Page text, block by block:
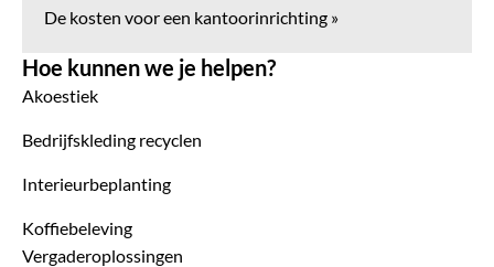
De kosten voor een kantoorinrichting »
Hoe kunnen we je helpen?
Akoestiek
Bedrijfskleding recyclen
Interieurbeplanting
Koffiebeleving
Vergaderoplossingen